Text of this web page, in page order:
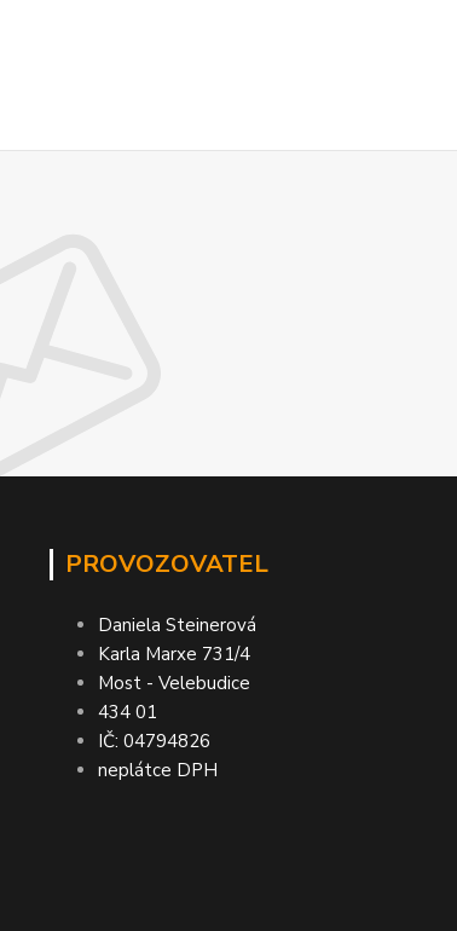
PROVOZOVATEL
Daniela Steinerová
Karla Marxe 731/4
Most - Velebudice
434 01
IČ: 04794826
neplátce DPH